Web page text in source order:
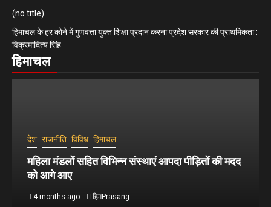
(no title)
हिमाचल के हर कोने में गुणवत्ता युक्त शिक्षा प्रदान करना प्रदेश सरकार की प्राथमिकता :
विक्रमादित्य सिंह
हिमाचल
देश राजनीति विविध हिमाचल
महिला मंडलों सहित विभिन्न संस्थाएं आपदा पीड़ितों की मदद
को आगे आए
4 months ago हिमPrasang